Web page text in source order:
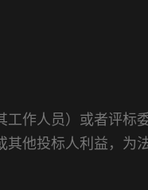
作人员）或者评标
他投标人利益，为